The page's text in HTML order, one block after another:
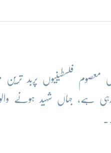
فلسطینیوں پربد ترین
ہے، جہاں شہید ہونے